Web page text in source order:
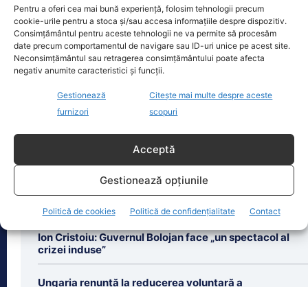
Pentru a oferi cea mai bună experiență, folosim tehnologii precum
cookie-urile pentru a stoca și/sau accesa informațiile despre dispozitiv.
Consimțământul pentru aceste tehnologii ne va permite să procesăm
date precum comportamentul de navigare sau ID-uri unice pe acest site.
Neconsimțământul sau retragerea consimțământului poate afecta
negativ anumite caracteristici și funcții.
Gestionează
furnizori
Citește mai multe despre aceste
scopuri
Acceptă
Gestionează opțiunile
Politică de cookies Politică de confidențialitate Contact
Oficiul de Știri
Cât costă asigurarea de sănătate în 2026 dacă nu ai
venituri.…
Persoanele fără venituri pot beneficia
în 2026 de asigurare în sistemul public
plata contribuției de
Ultimele știri
Ion Cristoiu: Guvernul Bolojan face „un spectacol al
crizei induse”
Ungaria renunță la reducerea voluntară a